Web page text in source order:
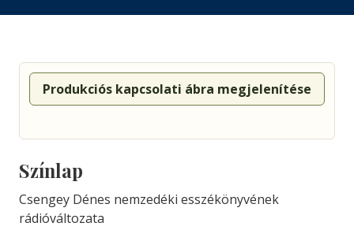
Produkciós kapcsolati ábra megjelenítése
Színlap
Csengey Dénes nemzedéki esszékönyvének
rádióváltozata